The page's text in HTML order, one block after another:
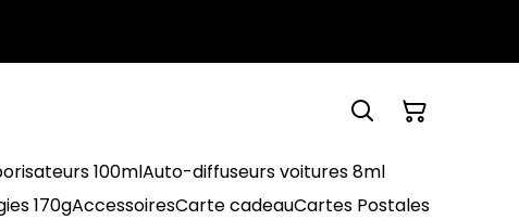
100mlAuto-diffuseurs voitures 8ml
170gAccessoiresCarte cadeauCartes Postales